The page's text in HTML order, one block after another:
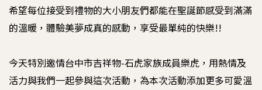
希望每位接受到禮物的大小朋友們都能在聖誕節感受到滿滿
的溫暖，體驗美夢成真的感動，享受最單純的快樂!!
今天特別邀情台中市吉祥物-石虎家族成員樂虎，用熱情及
活力與我們一起參與這次活動，為本次活動添加更多可愛溫